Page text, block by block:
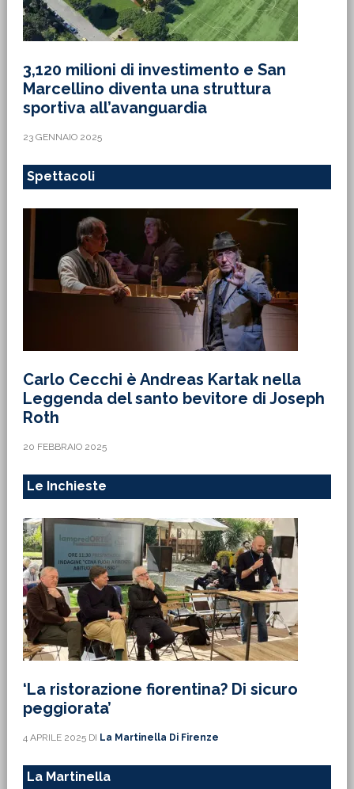
3,120 milioni di investimento e San
Marcellino diventa una struttura
sportiva all’avanguardia
23 GENNAIO 2025
Spettacoli
Carlo Cecchi è Andreas Kartak nella
Leggenda del santo bevitore di Joseph
Roth
20 FEBBRAIO 2025
Le Inchieste
‘La ristorazione fiorentina? Di sicuro
peggiorata’
4 APRILE 2025DI La Martinella Di Firenze
La Martinella